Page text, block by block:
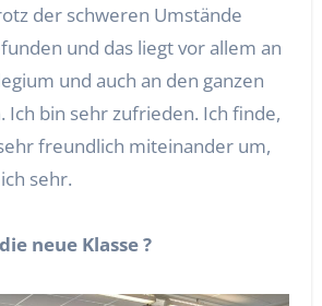
der schweren Umstände
und das liegt vor allem an
und auch an den ganzen
Ich bin sehr zufrieden. Ich finde,
freundlich miteinander um,
sehr.
neue Klasse ?